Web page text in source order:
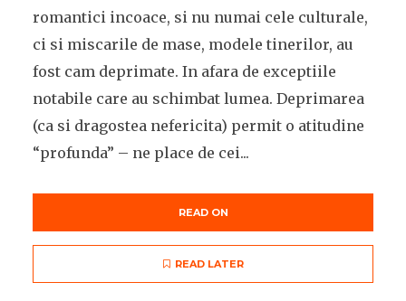
romantici incoace, si nu numai cele culturale,
ci si miscarile de mase, modele tinerilor, au
fost cam deprimate. In afara de exceptiile
notabile care au schimbat lumea. Deprimarea
(ca si dragostea nefericita) permit o atitudine
“profunda” – ne place de cei...
READ ON
READ LATER